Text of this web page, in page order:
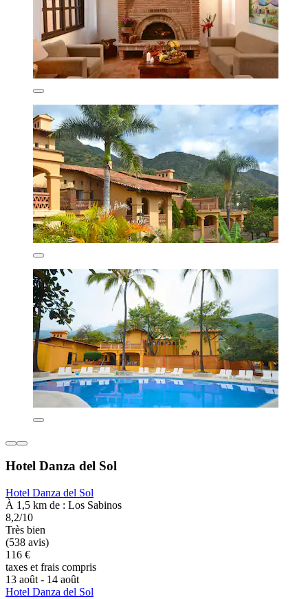
Hotel Danza del Sol
Hotel Danza del Sol
À 1,5 km de : Los Sabinos
8,2/10
Très bien
(538 avis)
116 €
taxes et frais compris
13 août - 14 août
Hotel Danza del Sol